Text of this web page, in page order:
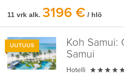
11 vrk alk. 3196 € / hlö
UUTUUS Koh Samui:
Samui
Hotelli 